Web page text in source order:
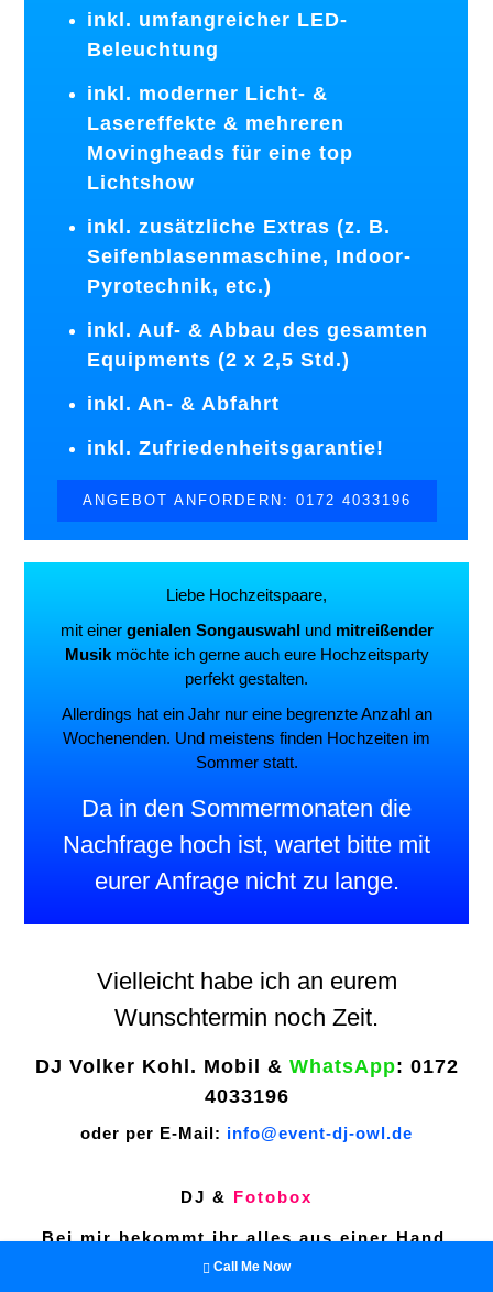
inkl. umfangreicher LED-
Beleuchtung
inkl. moderner Licht- &
Lasereffekte & mehreren
Movingheads für eine top
Lichtshow
inkl. zusätzliche Extras (z. B.
Seifenblasenmaschine, Indoor-
Pyrotechnik, etc.)
inkl. Auf- & Abbau des gesamten
Equipments (2 x 2,5 Std.)
inkl. An- & Abfahrt
inkl. Zufriedenheitsgarantie!
ANGEBOT ANFORDERN: 0172 4033196
Liebe Hochzeitspaare,
mit einer genialen Songauswahlund mitreißender
Musikmöchte ich gerne auch eure Hochzeitsparty
perfekt gestalten.
Allerdings hat ein Jahr nur eine begrenzte Anzahl an
Wochenenden. Und meistens finden Hochzeiten im
Sommer statt.
Da in den Sommermonaten die
Nachfrage hoch ist, wartet bitte mit
eurer Anfrage nicht zu lange.
Vielleicht habe ich an eurem
Wunschtermin noch Zeit.
DJ Volker Kohl. Mobil & WhatsApp: 0172
4033196
oder per E-Mail: info@event-dj-owl.de
DJ & Fotobox
Bei mir bekommt ihr alles aus einer Hand.
Call Me Now